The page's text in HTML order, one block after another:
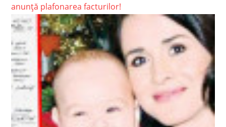
anunță plafonarea facturilor!